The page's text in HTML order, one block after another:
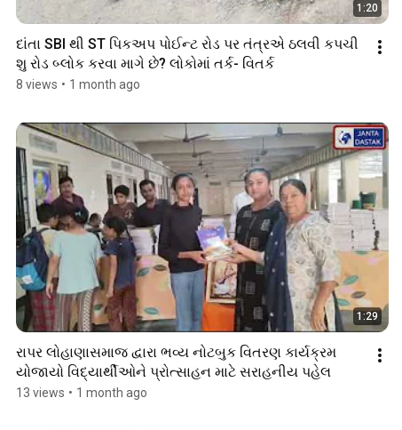
1:20
દાંતા SBI થી ST પિકઅપ પોઈન્ટ રોડ પર તંત્રએ ઠલવી કપચી
શુ રોડ બ્લોક કરવા માગે છે? લોકોમાં તર્ક- વિતર્ક
8 views • 1 month ago
1:29
રાપર લોહાણાસમાજ દ્વારા ભવ્ય નોટબુક વિતરણ કાર્યક્રમ
યોજાયો વિદ્યાર્થીઓને પ્રોત્સાહન માટે સરાહનીય પહેલ
13 views • 1 month ago